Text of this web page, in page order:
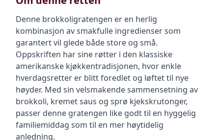
Denne brokkoligratengen er en herlig
kombinasjon av smakfulle ingredienser som
garantert vil glede både store og små.
Oppskriften har sine røtter i den klassiske
amerikanske kjøkkentradisjonen, hvor enkle
hverdagsretter er blitt foredlet og løftet til nye
høyder. Med sin velsmakende sammensetning av
brokkoli, kremet saus og sprø kjekskrutonger,
passer denne gratengen like godt til en hyggelig
familiemiddag som til en mer høytidelig
anledning.